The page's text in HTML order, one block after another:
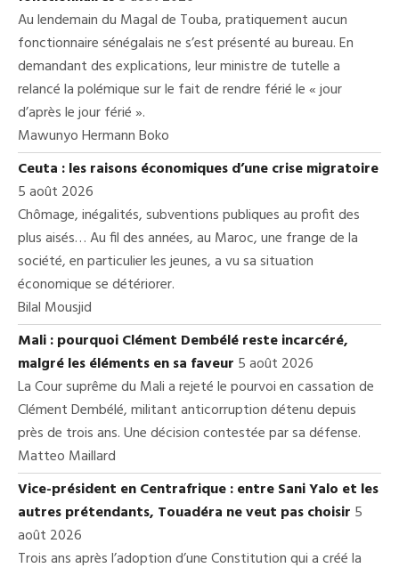
Au lendemain du Magal de Touba, pratiquement aucun
fonctionnaire sénégalais ne s’est présenté au bureau. En
demandant des explications, leur ministre de tutelle a
relancé la polémique sur le fait de rendre férié le « jour
d’après le jour férié ».
Mawunyo Hermann Boko
Ceuta : les raisons économiques d’une crise migratoire
5 août 2026
Chômage, inégalités, subventions publiques au profit des
plus aisés… Au fil des années, au Maroc, une frange de la
société, en particulier les jeunes, a vu sa situation
économique se détériorer.
Bilal Mousjid
Mali : pourquoi Clément Dembélé reste incarcéré,
malgré les éléments en sa faveur 5 août 2026
La Cour suprême du Mali a rejeté le pourvoi en cassation de
Clément Dembélé, militant anticorruption détenu depuis
près de trois ans. Une décision contestée par sa défense.
Matteo Maillard
Vice-président en Centrafrique : entre Sani Yalo et les
autres prétendants, Touadéra ne veut pas choisir 5
août 2026
Trois ans après l’adoption d’une Constitution qui a créé la